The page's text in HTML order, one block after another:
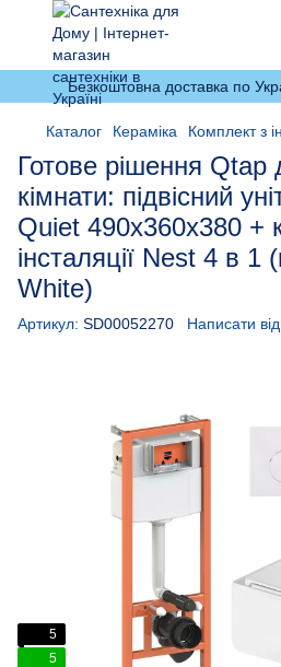
Безкоштовна доставка по
Каталог Кераміка Комплект з
Готове рішення Qtap
кімнати: підвісний
Quiet 490x360x380 +
інсталяції Nest 4 в 1
White)
Артикул: SD00052270 Написати
5
5